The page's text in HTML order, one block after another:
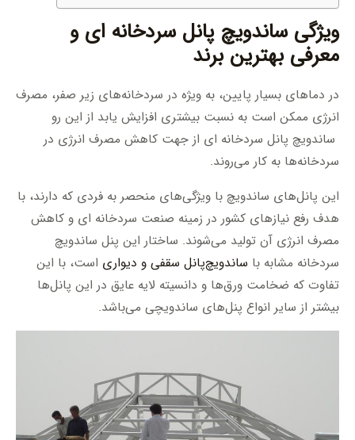
ویژگی ساندویچ پانل سردخانه ای و
معرفی بهترین برند
در دماهای بسیار پایین، به ویژه در سردخانه‌های زیر صفر، مصرف
انرژی ممکن است به نسبت بیشتری افزایش یابد از این رو
ساندویچ پانل سردخانه ای از جهت کاهش مصرف انرژی در
سردخانه‌ها به کار می‌روند.
این پانل‌های ساندویچ با ویژگی‌های منحصر به فردی که دارند، با
هدف رفع نیازهای کشور در زمینه صنعت سردخانه ای و کاهش
مصرف انرژی آن تولید می‌شوند. ساختار این پنل ساندویچ
سردخانه مشابه با ساندویچ‌پانل سقفی و دیواری است، با این
تفاوت که ضخامت ورق‌ها و دانسیته لایه عایق در این پانل‌ها
بیشتر از سایر انواع پنل‌های ساندویچی می‌باشد.